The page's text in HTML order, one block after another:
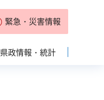
緊急・災害情報
県政情報・統計